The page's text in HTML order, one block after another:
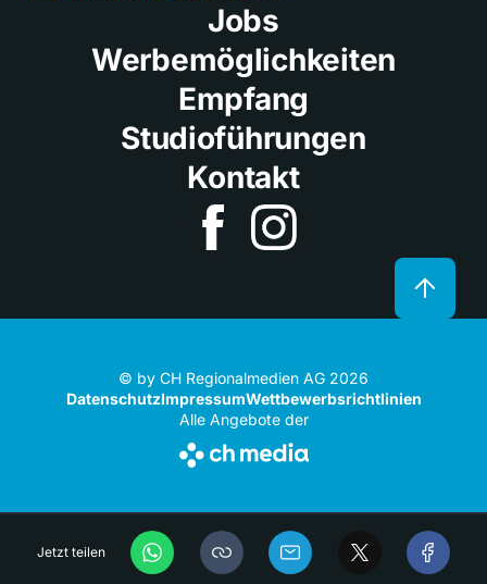
Jetzt teilen
Jobs
Werbemöglichkeiten
Empfang
Studioführungen
Kontakt
© by CH Regionalmedien AG 2026
DatenschutzImpressumWettbewerbsrichtlinien
Alle Angebote der